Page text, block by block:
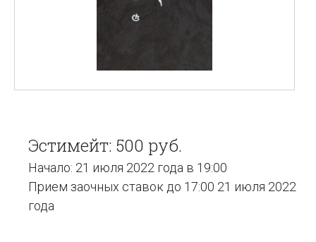
Эстимейт: 500 руб.
Начало: 21 июля 2022 года в 19:00
Прием заочных ставок до 17:00 21 июля 2022
года